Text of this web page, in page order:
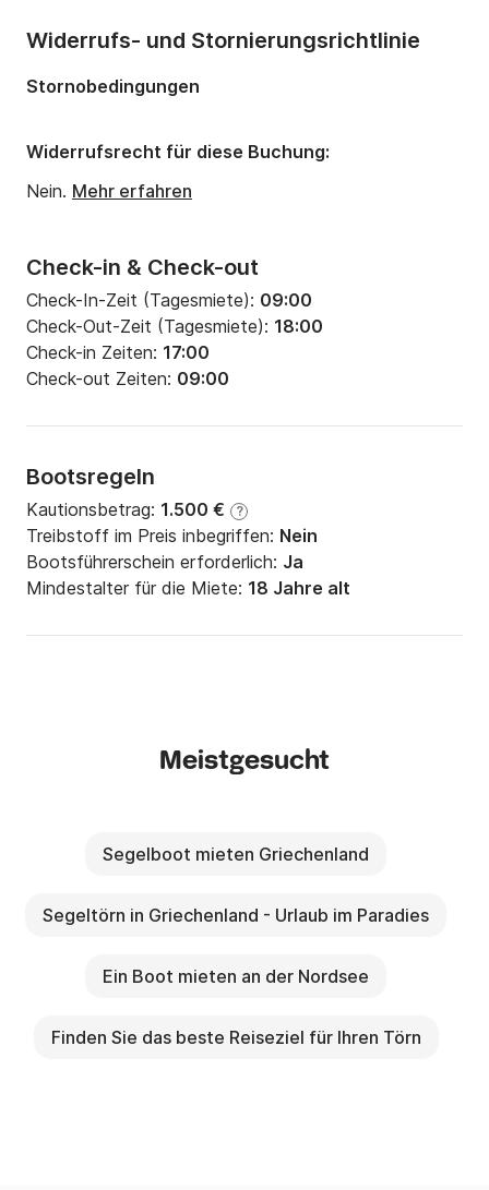
Tiefgang:1.8m
Motorleistung:29PS
Check-in & Check-out
Check-In-Zeit (Tagesmiete): 09:00
Check-Out-Zeit (Tagesmiete): 18:00
Check-in Zeiten: 17:00
Check-out Zeiten: 09:00
Bootsregeln
Kautionsbetrag: 1.500 € ?
Treibstoff im Preis inbegriffen: Nein
Bootsführerschein erforderlich: Ja
Mindestalter für die Miete: 18 Jahre alt
Widerrufs- und Stornierungsrichtlinie
Stornobedingungen
Widerrufsrecht für diese Buchung:
Nein. Mehr erfahren
Meistgesucht
Segelboot mieten Griechenland
Segeltörn in Griechenland - Urlaub im Paradies
Ein Boot mieten an der Nordsee
Finden Sie das beste Reiseziel für Ihren Törn